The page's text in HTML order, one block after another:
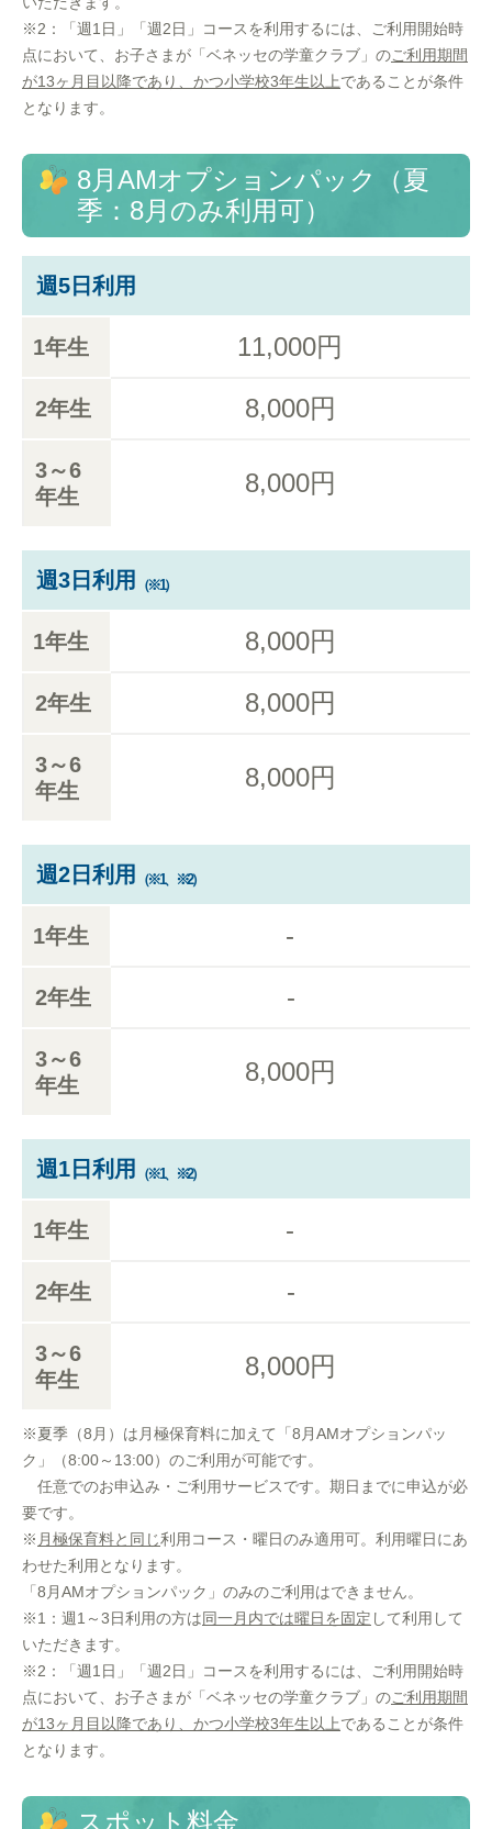
※2：「週1日」「週2日」コースを利用するには、ご利用開始時
点において、お子さまが「ベネッセの学童クラブ」のご利用期間
が13ヶ月目以降であり、かつ小学校3年生以上であることが条件
となります。
8月AMオプションパック（夏
季：8月のみ利用可）
週5日利用
1年生 11,000円
2年生 8,000円
3～6
年生
8,000円
週3日利用 （※1）
1年生 8,000円
2年生 8,000円
3～6
年生
8,000円
週2日利用 （※1、※2）
1年生 -
2年生 -
3～6
年生
8,000円
週1日利用 （※1、※2）
1年生 -
2年生 -
3～6
年生
8,000円
※夏季（8月）は月極保育料に加えて「8月AMオプションパッ
ク」（8:00～13:00）のご利用が可能です。
任意でのお申込み・ご利用サービスです。期日までに申込が必
要です。
※ 月極保育料と同じ利用コース・曜日のみ適用可。利用曜日にあ
わせた利用となります。
「8月AMオプションパック」のみのご利用はできません。
※1：週1～3日利用の方は同一月内では曜日を固定 して利用して
いただきます。
※2：「週1日」「週2日」コースを利用するには、ご利用開始時
点において、お子さまが「ベネッセの学童クラブ」のご利用期間
が13ヶ月目以降であり、かつ小学校3年生以上であることが条件
となります。
スポット料金